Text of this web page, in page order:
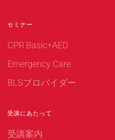
セミナー
CPR Basic+AED
Emergency Care
BLSプロバイダー
受講にあたって
受講案内